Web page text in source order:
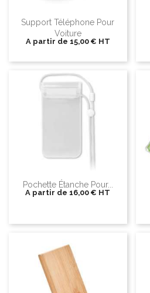
Support Téléphone Pour
Voiture
A partir de 15,00 € HT
Pochette Étanche Pour...
A partir de 16,00 € HT